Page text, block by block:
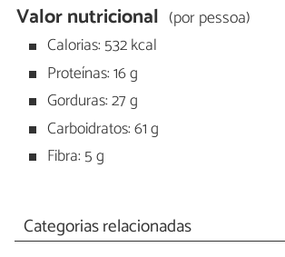
Valor nutricional (por pessoa)
Calorias: 532 kcal
Proteínas: 16 g
Gorduras: 27 g
Carboidratos: 61 g
Fibra: 5 g
Categorias relacionadas